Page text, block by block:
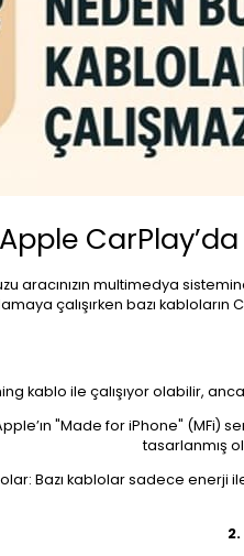
Apple
aracınızın multimedya
çalışırken bazı
kablo ile çalışıyor olabilir,
Apple’ın "Made for iPhone"
tasarlanmış
Bazı kablolar sadece enerji